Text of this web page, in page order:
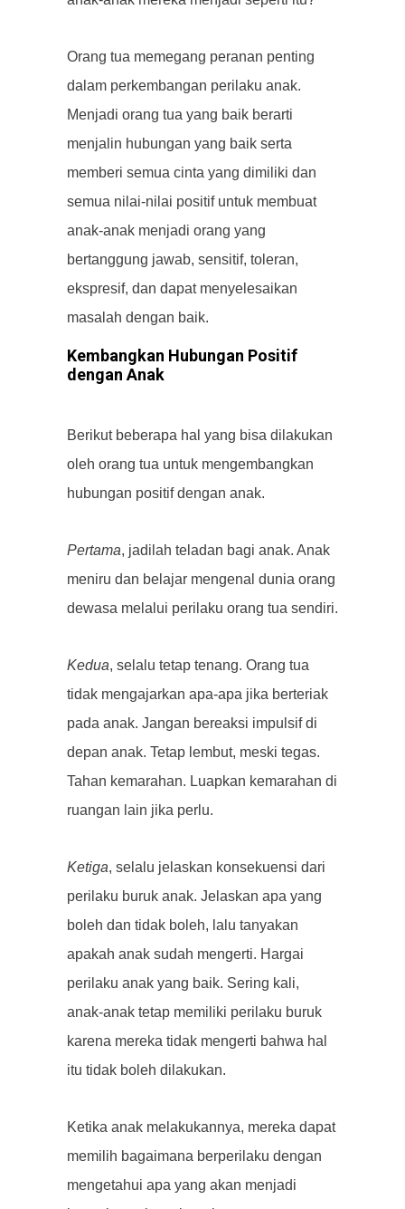
Orang tua memegang peranan penting
dalam perkembangan perilaku anak.
Menjadi orang tua yang baik berarti
menjalin hubungan yang baik serta
memberi semua cinta yang dimiliki dan
semua nilai-nilai positif untuk membuat
anak-anak menjadi orang yang
bertanggung jawab, sensitif, toleran,
ekspresif, dan dapat menyelesaikan
masalah dengan baik.
Kembangkan Hubungan Positif
dengan Anak
Berikut beberapa hal yang bisa dilakukan
oleh orang tua untuk mengembangkan
hubungan positif dengan anak.
Pertama, jadilah teladan bagi anak. Anak
meniru dan belajar mengenal dunia orang
dewasa melalui perilaku orang tua sendiri.
Kedua, selalu tetap tenang. Orang tua
tidak mengajarkan apa-apa jika berteriak
pada anak. Jangan bereaksi impulsif di
depan anak. Tetap lembut, meski tegas.
Tahan kemarahan. Luapkan kemarahan di
ruangan lain jika perlu.
Ketiga, selalu jelaskan konsekuensi dari
perilaku buruk anak. Jelaskan apa yang
boleh dan tidak boleh, lalu tanyakan
apakah anak sudah mengerti. Hargai
perilaku anak yang baik. Sering kali,
anak-anak tetap memiliki perilaku buruk
karena mereka tidak mengerti bahwa hal
itu tidak boleh dilakukan.
Ketika anak melakukannya, mereka dapat
memilih bagaimana berperilaku dengan
mengetahui apa yang akan menjadi